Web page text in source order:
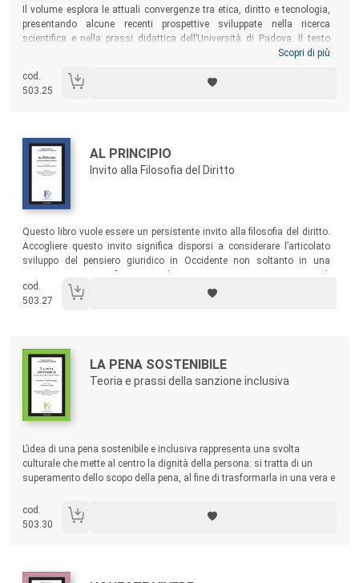
Sommario:
Il volume esplora le attuali convergenze tra etica, diritto e tecnologia,
presentando alcune recenti prospettive sviluppate nella ricerca
scientifica e nella prassi didattica dell’Università di Padova. Il testo
esamina i fondamenti etici e l’innovazione legislativa in materia di
l’impatto della tecnologia degli algoritmi sui diritti fondamentali e il
problema della complessità e della non neutralità del software, per poi
Scopri di più
cod.
503.25
Autori:
Titolo:
AL PRINCIPIO
Invito alla Filosofia del Diritto
Sommario:
Questo libro vuole essere un persistente invito alla filosofia del diritto.
Accogliere questo invito significa disporsi a considerare l’articolato
sviluppo del pensiero giuridico in Occidente non soltanto in una
rispondere criticamente alle domande che la riflessione sul diritto
propone ancor oggi, sollevando problemi più che offrendo soluzioni.
cod.
503.27
Autori:
Titolo:
LA PENA SOSTENIBILE
Teoria e prassi della sanzione inclusiva
L’idea di una pena sostenibile e inclusiva rappresenta una svolta
culturale che mette al centro la dignità della persona: si tratta di un
superamento dello scopo della pena, al fine di trasformarla in una vera e
diversi aspetti in cui si può declinare oggigiorno la pena sostenibile.
cod.
503.30